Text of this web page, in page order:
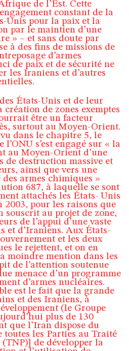
de l’Est. Cette
constant de la
Unis pour la paix et la
par le maintien d’une
» – et sans doute par
à des fins de missions de
d’armes
de paix et de sécurité ne
les Iraniens et d’autres
États-Unis et de leur
de zones exemptes
être un facteur
surtout au Moyen-Orient.
dans le chapitre 5, le
s’est engagé sur « la
au Moyen-Orient d’une
de destruction massive et
ainsi que vers une
armes chimiques »
687, à laquelle se sont
attachés les États- Unis
2003, pour les raisons que
souscrit au projet de zone,
de l’appui d’une vaste
et d’Iraniens. Aux États-
et les deux
le rejettent, et on en
moindre mention dans les
de l’attention soutenue
menace d’un programme
d’armes nucléaires.
est le fait que la grande
et des Iraniens, à
(le Groupe
plus de 130
que l’Iran dispose du
les Parties au Traité
de développer la